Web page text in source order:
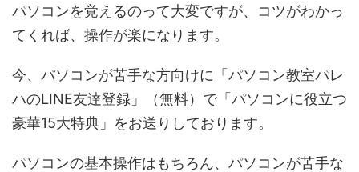
パソコンを覚えるのって大変ですが、コツがわかっ
てくれば、操作が楽になります。
今、パソコンが苦手な方向けに「パソコン教室パレ
ハのLINE友達登録」（無料）で「パソコンに役立つ
豪華15大特典」をお送りしております。
パソコンの基本操作はもちろん、パソコンが苦手な